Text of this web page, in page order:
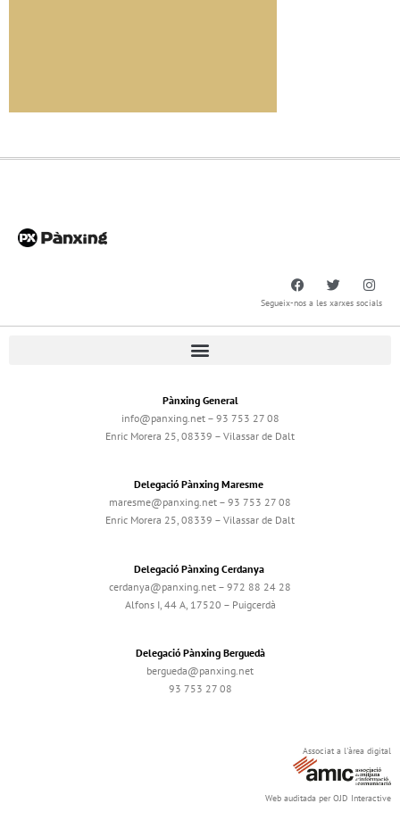
Segueix-nos a les xarxes socials
Pànxing General
info@panxing.net – 93 753 27 08
Enric Morera 25, 08339 – Vilassar de Dalt
Delegació Pànxing Maresme
maresme@panxing.net – 93 753 27 08
Enric Morera 25, 08339 – Vilassar de Dalt
Delegació Pànxing Cerdanya
cerdanya@panxing.net – 972 88 24 28
Alfons I, 44 A, 17520 – Puigcerdà
Delegació Pànxing Berguedà
bergueda@panxing.net
93 753 27 08
Associat a l'àrea digital
Web auditada per OJD Interactive